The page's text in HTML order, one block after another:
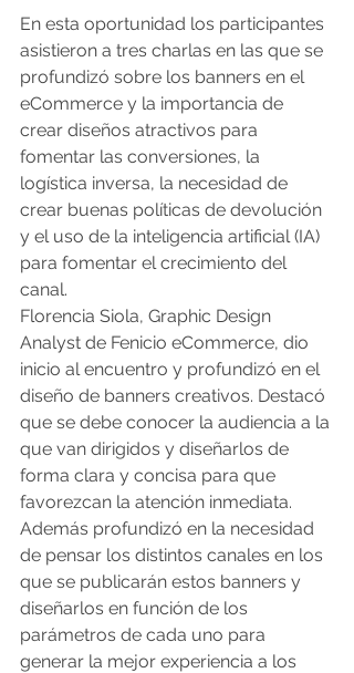
En esta oportunidad los participantes
asistieron a tres charlas en las que se
profundizó sobre los banners en el
eCommerce y la importancia de
crear diseños atractivos para
fomentar las conversiones, la
logística inversa, la necesidad de
crear buenas políticas de devolución
y el uso de la inteligencia artificial (IA)
para fomentar el crecimiento del
canal.
Florencia Siola, Graphic Design
Analyst de Fenicio eCommerce, dio
inicio al encuentro y profundizó en el
diseño de banners creativos. Destacó
que se debe conocer la audiencia a la
que van dirigidos y diseñarlos de
forma clara y concisa para que
favorezcan la atención inmediata.
Además profundizó en la necesidad
de pensar los distintos canales en los
que se publicarán estos banners y
diseñarlos en función de los
parámetros de cada uno para
generar la mejor experiencia a los